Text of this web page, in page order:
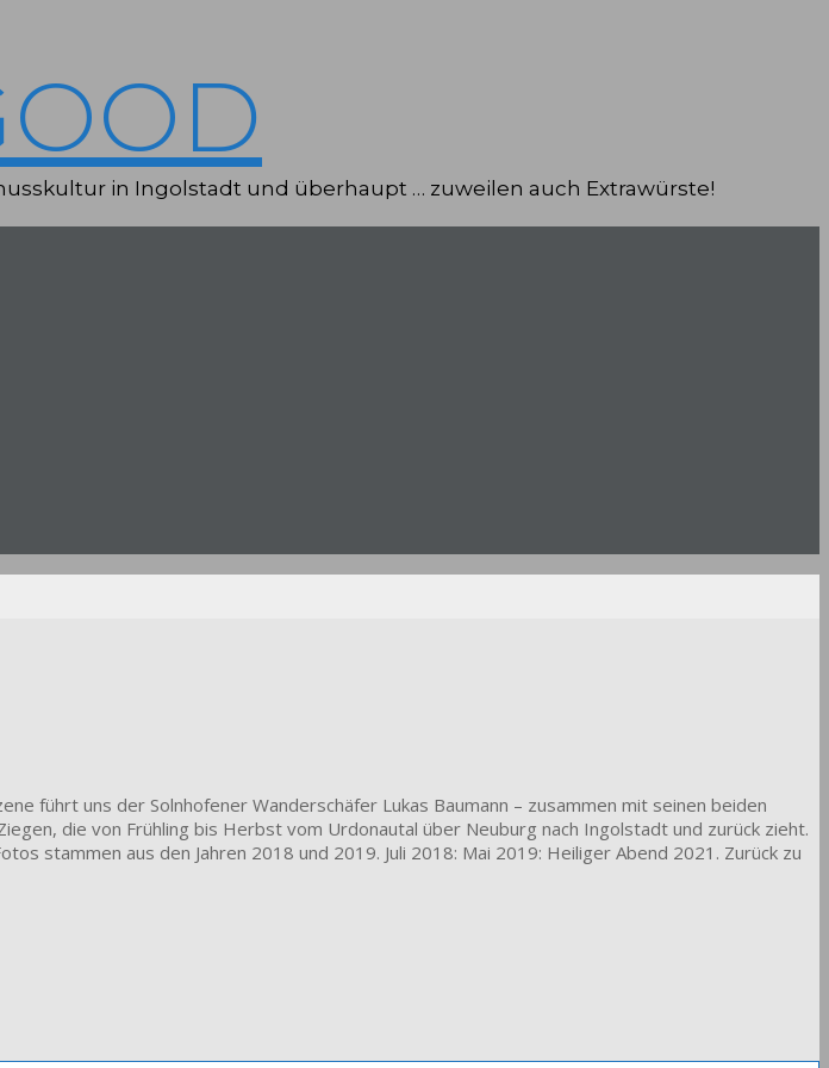
in Ingolstadt und überhaupt … zuweilen auch Extrawürste!
führt uns der Solnhofener Wanderschäfer Lukas Baumann – zusammen mit seinen beiden
die von Frühling bis Herbst vom Urdonautal über Neuburg nach Ingolstadt und zurück zieht.
stammen aus den Jahren 2018 und 2019. Juli 2018: Mai 2019: Heiliger Abend 2021. Zurück zu